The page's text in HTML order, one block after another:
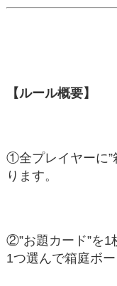
【ルール概要】
①全プレイヤーに”
ります。
②”お題カード”を1
1つ選んで箱庭ボ